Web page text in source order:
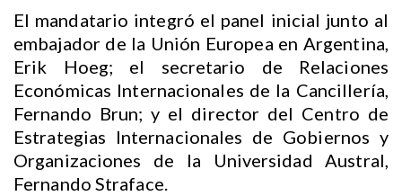
El mandatario integró el panel inicial junto al
embajador de la Unión Europea en Argentina,
Erik Hoeg; el secretario de Relaciones
Económicas Internacionales de la Cancillería,
Fernando Brun; y el director del Centro de
Estrategias Internacionales de Gobiernos y
Organizaciones de la Universidad Austral,
Fernando Straface.